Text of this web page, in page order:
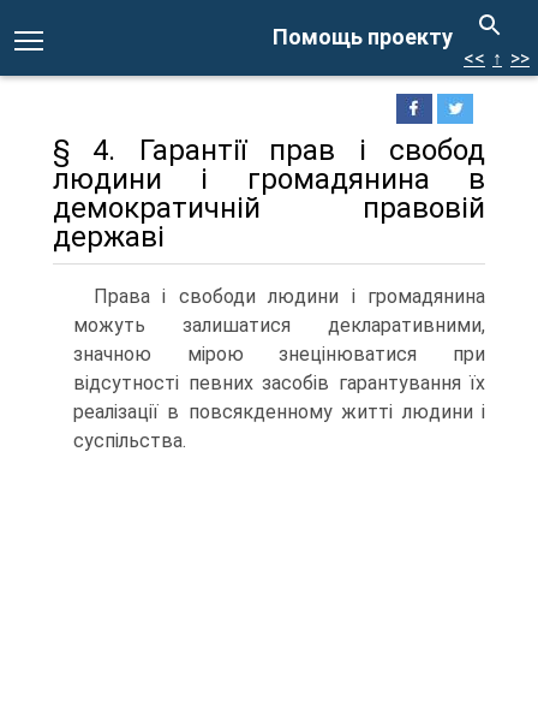
Помощь проекту
<< ↑ >>
§ 4. Гарантії прав і свобод
людини і громадянина в
демократичній правовій
державі
Права і свободи людини і громадянина
можуть залишатися декларативними,
значною мірою знецінюватися при
відсутності певних засобів гарантування їх
реалізації в повсякденному житті людини і
суспільства.